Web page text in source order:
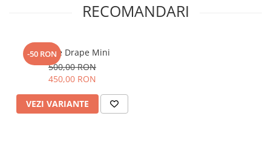
RECOMANDARI
-50 RON
Rochie Drape Mini
500,00 RON
450,00 RON
VEZI VARIANTE